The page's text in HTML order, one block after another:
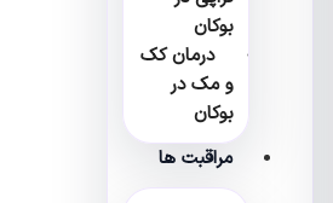
بوکان
درمان کک
و مک در
بوکان
مراقبت ها